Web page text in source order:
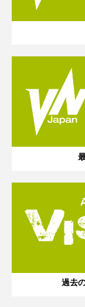
過去